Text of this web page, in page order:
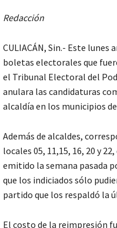
Redacción
CULIACÁN, Sin.- Este
boletas electorales que
el Tribunal Electoral del
anulara las candidaturas
alcaldía en los municipios
Además de alcaldes,
locales 05, 11,15, 16, 20 y
emitido la semana pasada
que los indiciados sólo
partido que los respaldó la
El costo de la reimpresión